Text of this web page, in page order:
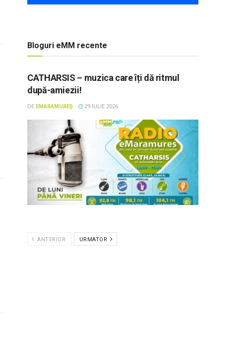
Bloguri eMM recente
CATHARSIS – muzica care îți dă ritmul
după-amiezii!
DE EMARAMUREȘ 29 IULIE 2026
ANTERIOR URMATOR